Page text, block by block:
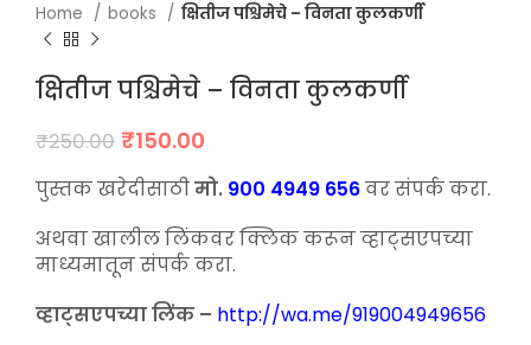
Home books क्षितीज पश्चिमेचे – विनता कुलकर्णी
क्षितीज पश्चिमेचे – विनता कुलकर्णी
₹250.00 Original
was:
₹150.00
is:
पुस्तक खरेदीसाठीमो. 900 4949 656वर संपर्क करा.
अथवा खालील लिंकवर क्लिक करून व्हाट्सएपच्या
माध्यमातून संपर्क करा.
व्हाट्सएपच्या लिंक – http://wa.me/919004949656